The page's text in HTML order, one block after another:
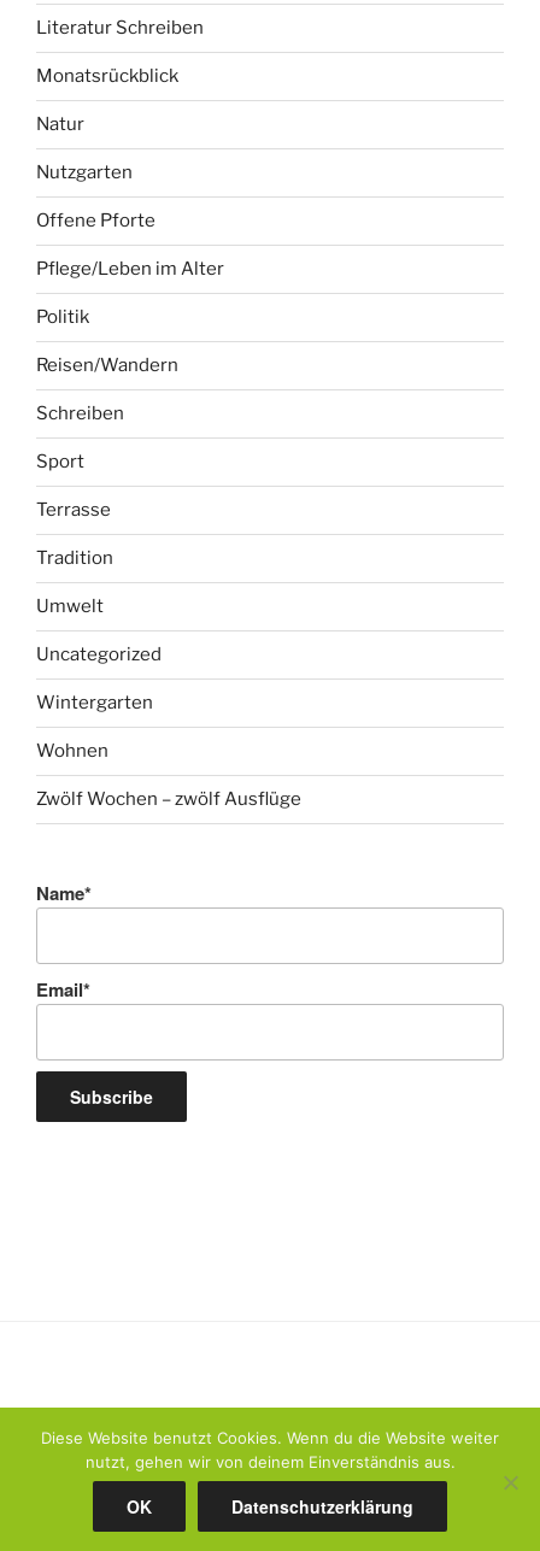
Literatur Schreiben
Monatsrückblick
Natur
Nutzgarten
Offene Pforte
Pflege/Leben im Alter
Politik
Reisen/Wandern
Schreiben
Sport
Terrasse
Tradition
Umwelt
Uncategorized
Wintergarten
Wohnen
Zwölf Wochen – zwölf Ausflüge
Name*
Email*
Datenschutzerklärung Stolz präsentiert von WordPress
Diese Website benutzt Cookies. Wenn du die Website weiter
nutzt, gehen wir von deinem Einverständnis aus.
OK Datenschutzerklärung